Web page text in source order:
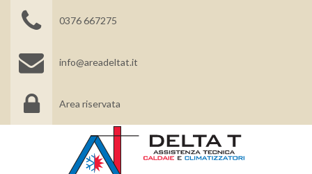
0376 667275
info@areadeltat.it
Area riservata